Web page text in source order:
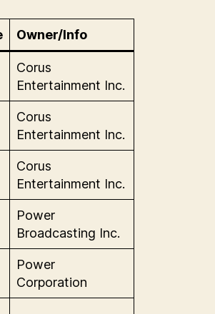
Owner/Info
Corus
Entertainment Inc.
Corus
Entertainment Inc.
Corus
Entertainment Inc.
Power
Broadcasting Inc.
Power
Corporation